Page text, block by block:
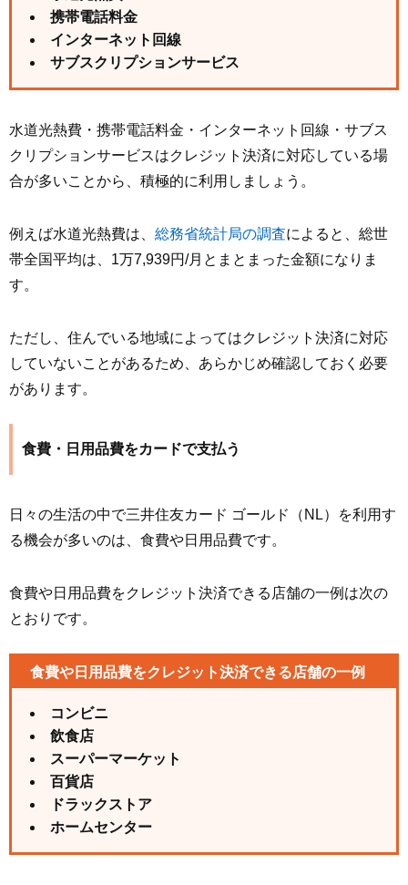
携帯電話料金
インターネット回線
サブスクリプションサービス
水道光熱費・携帯電話料金・インターネット回線・サブス
クリプションサービスはクレジット決済に対応している場
合が多いことから、積極的に利用しましょう。
例えば水道光熱費は、 総務省統計局の調査によると、総世
帯全国平均は、1万7,939円/月とまとまった金額になりま
す。
ただし、住んでいる地域によってはクレジット決済に対応
していないことがあるため、あらかじめ確認しておく必要
があります。
食費・日用品費をカードで支払う
日々の生活の中で三井住友カード ゴールド（NL）を利用す
る機会が多いのは、食費や日用品費です。
食費や日用品費をクレジット決済できる店舗の一例は次の
とおりです。
食費や日用品費をクレジット決済できる店舗の一例
コンビニ
飲食店
スーパーマーケット
百貨店
ドラックストア
ホームセンター